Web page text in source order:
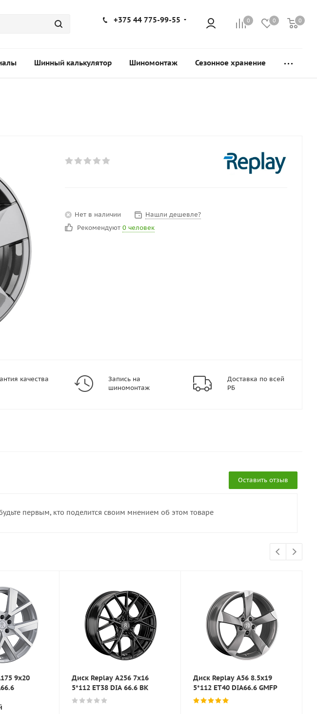
0 0 0
+375 44 775-99-55
Шинный калькулятор Шиномонтаж Сезонное хранение
Нет в наличии
Нашли дешевле?
Рекомендуют 0 человек
качества
Запись на
шиномонтаж
Доставка по всей
РБ
Оставить отзыв
первым, кто поделится своим мнением об этом товаре
9x20
Диск Replay A256 7x16
5*112 ET38 DIA 66.6 BK
Диск Replay A56 8.5x19
5*112 ET40 DIA66.6 GMFP